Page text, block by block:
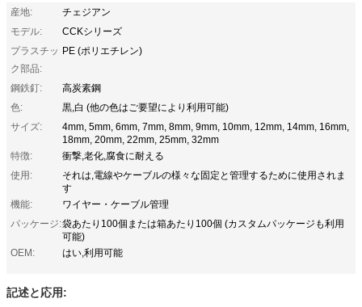
産地:
チェジアン
モデル:
CCKシリーズ
プラスチッ
ク部品:
PE (ポリエチレン)
鋼鉄釘:
高炭素鋼
色:
黒,白 (他の色はご要望により利用可能)
サイズ:
4mm, 5mm, 6mm, 7mm, 8mm, 9mm, 10mm, 12mm, 14mm, 16mm,
18mm, 20mm, 22mm, 25mm, 32mm
特徴:
衝撃,老化,腐食に耐える
使用:
それは,電線やケーブルの様々な固定と管理するために使用されま
す
機能:
ワイヤー・ケーブル管理
パッケージ:袋あたり100個または箱あたり100個 (カスタムパッケージも利用
可能)
OEM:
はい,利用可能
記述と応用: